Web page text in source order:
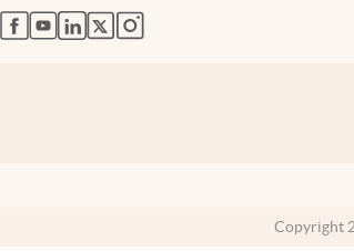
abre en nueva pestaña
abre en nueva pestaña
abre en nueva pestaña
abre en nueva pestaña
abre en nueva pestaña
Copyright